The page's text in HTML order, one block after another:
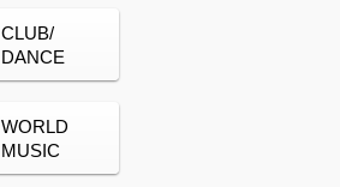
CLUB/
DANCE
WORLD
MUSIC